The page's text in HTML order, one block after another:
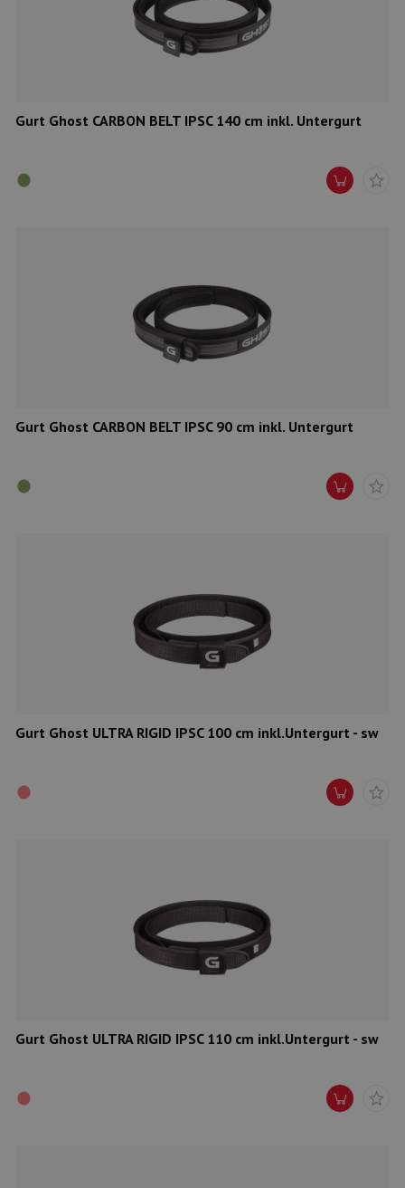
Gurt Ghost CARBON BELT IPSC 140 cm inkl. Untergurt
Gurt Ghost CARBON BELT IPSC 90 cm inkl. Untergurt
Gurt Ghost ULTRA RIGID IPSC 100 cm inkl.Untergurt - sw
Gurt Ghost ULTRA RIGID IPSC 110 cm inkl.Untergurt - sw